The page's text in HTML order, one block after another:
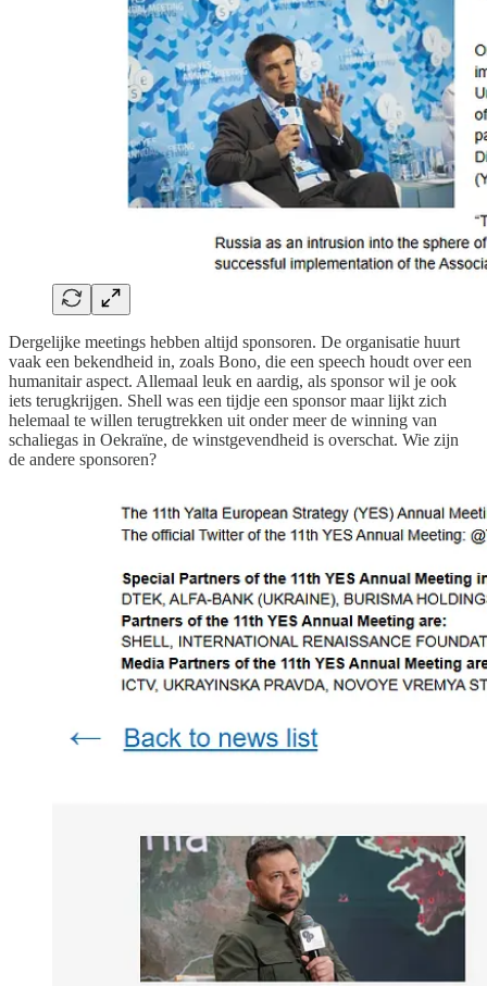
Dergelijke meetings hebben altijd sponsoren. De organisatie huurt
vaak een bekendheid in, zoals Bono, die een speech houdt over een
humanitair aspect. Allemaal leuk en aardig, als sponsor wil je ook
iets terugkrijgen. Shell was een tijdje een sponsor maar lijkt zich
helemaal te willen terugtrekken uit onder meer de winning van
schaliegas in Oekraïne, de winstgevendheid is overschat. Wie zijn
de andere sponsoren?